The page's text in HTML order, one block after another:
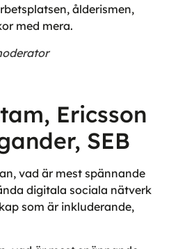
ålderismen,
med mera.
Ericsson
SEB
vad är mest spännande
digitala sociala nätverk
som är inkluderande,